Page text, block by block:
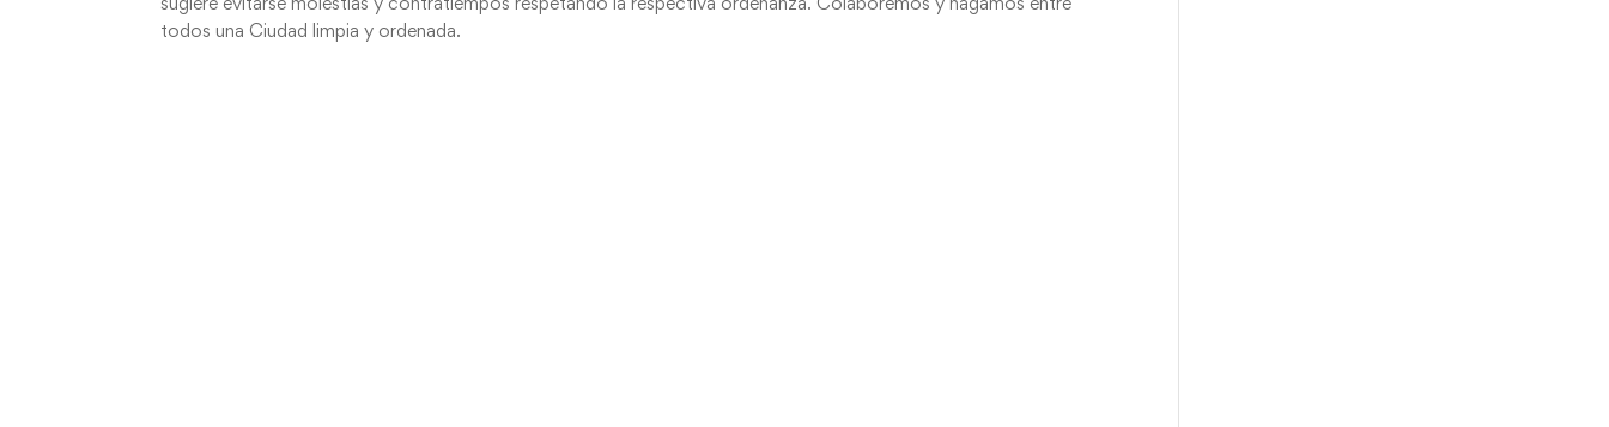
sugiere evitarse molestias y contratiempos respetando la respectiva ordenanza. Colaboremos y hagamos entre
todos una Ciudad limpia y ordenada.